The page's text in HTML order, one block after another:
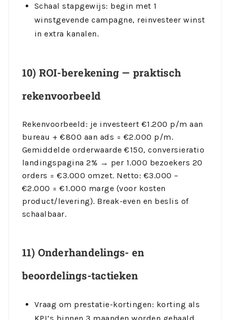
Schaal stapgewijs: begin met 1
winstgevende campagne, reinvesteer winst
in extra kanalen.
10) ROI-berekening — praktisch
rekenvoorbeeld
Rekenvoorbeeld: je investeert €1.200 p/m aan
bureau + €800 aan ads = €2.000 p/m.
Gemiddelde orderwaarde €150, conversieratio
landingspagina 2% → per 1.000 bezoekers 20
orders = €3.000 omzet. Netto: €3.000 –
€2.000 = €1.000 marge (voor kosten
product/levering). Break-even en beslis of
schaalbaar.
11) Onderhandelings- en
beoordelings-tactieken
Vraag om prestatie-kortingen: korting als